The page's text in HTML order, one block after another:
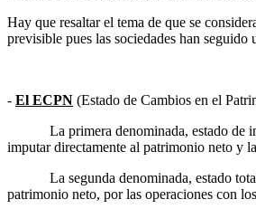
Hay que resaltar el tema de que se
previsible pues las sociedades han
- El ECPN (Estado de Cambios en el
La primera denominada, estado de
imputar directamente al patrimonio neto y
La segunda denominada, estado
patrimonio neto, por las operaciones con